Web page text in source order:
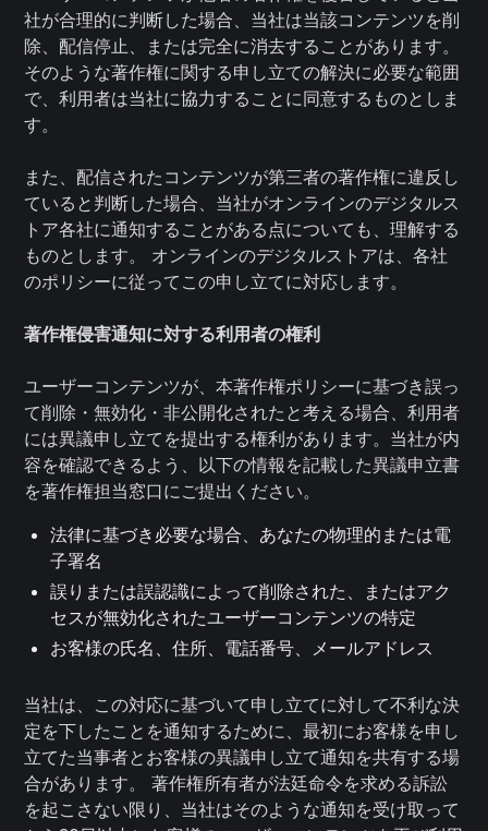
社が合理的に判断した場合、当社は当該コンテンツを削
除、配信停止、または完全に消去することがあります。
そのような著作権に関する申し立ての解決に必要な範囲
で、利用者は当社に協力することに同意するものとしま
す。
また、配信されたコンテンツが第三者の著作権に違反し
ていると判断した場合、当社がオンラインのデジタルス
トア各社に通知することがある点についても、理解する
ものとします。 オンラインのデジタルストアは、各社
のポリシーに従ってこの申し立てに対応します。
著作権侵害通知に対する利用者の権利
ユーザーコンテンツが、本著作権ポリシーに基づき誤っ
て削除・無効化・非公開化されたと考える場合、利用者
には異議申し立てを提出する権利があります。当社が内
容を確認できるよう、以下の情報を記載した異議申立書
を著作権担当窓口にご提出ください。
法律に基づき必要な場合、あなたの物理的または電
子署名
誤りまたは誤認識によって削除された、またはアク
セスが無効化されたユーザーコンテンツの特定
お客様の氏名、住所、電話番号、メールアドレス
当社は、この対応に基づいて申し立てに対して不利な決
定を下したことを通知するために、最初にお客様を申し
立てた当事者とお客様の異議申し立て通知を共有する場
合があります。 著作権所有者が法廷命令を求める訴訟
を起こさない限り、当社はそのような通知を受け取って